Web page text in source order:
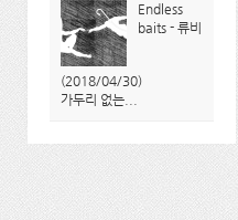
Endless
baits - 류비
(2018/04/30)
가두리 없는...